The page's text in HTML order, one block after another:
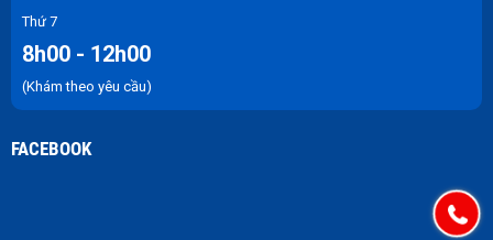
Thứ 7
8h00 - 12h00
(Khám theo yêu cầu)
FACEBOOK